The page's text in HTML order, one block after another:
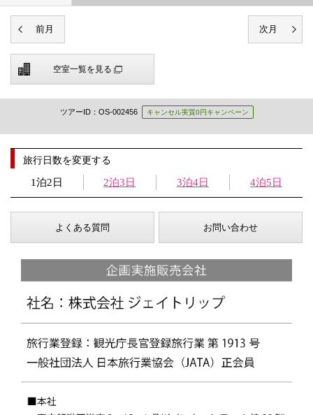
空室一覧を見る
ツアーID：OS-002456 キャンセル実質0円キャンペーン
旅行日数を変更する
1泊2日 2泊3日 3泊4日 4泊5日
よくある質問 お問い合わせ